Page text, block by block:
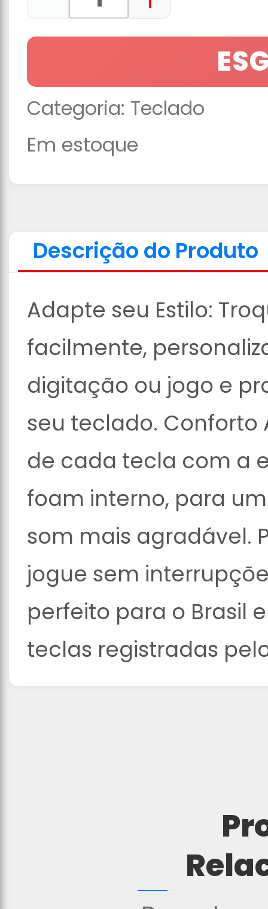
Categoria: Teclado
Em estoque
Descrição do Produto
Adapte seu Estilo:
facilmente,
digitação ou jogo e
seu teclado. Conforto
de cada tecla com a
foam interno, para
som mais agradável.
jogue sem
perfeito para o Brasil
teclas registradas